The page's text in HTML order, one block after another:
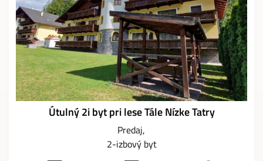
Útulný 2i byt pri lese Tále Nízke Tatry
Predaj
2-izbový byt